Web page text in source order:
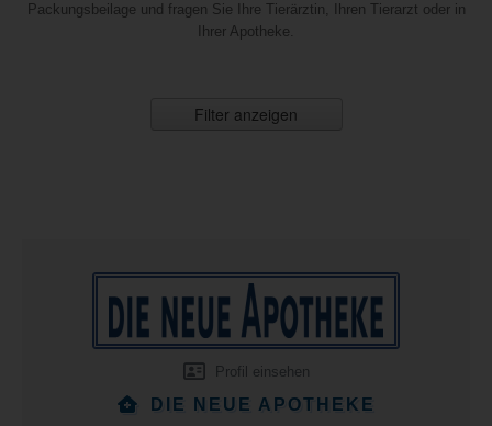
Packungsbeilage und fragen Sie Ihre Tierärztin, Ihren Tierarzt oder in
Ihrer Apotheke.
Filter anzeigen
Profil einsehen
DIE NEUE APOTHEKE